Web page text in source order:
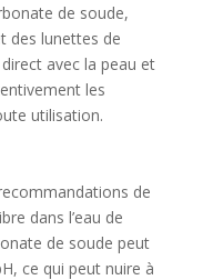
de soude,
des lunettes de
avec la peau et
les
utilisation.
de
dans l’eau de
de soude peut
ce qui peut nuire à